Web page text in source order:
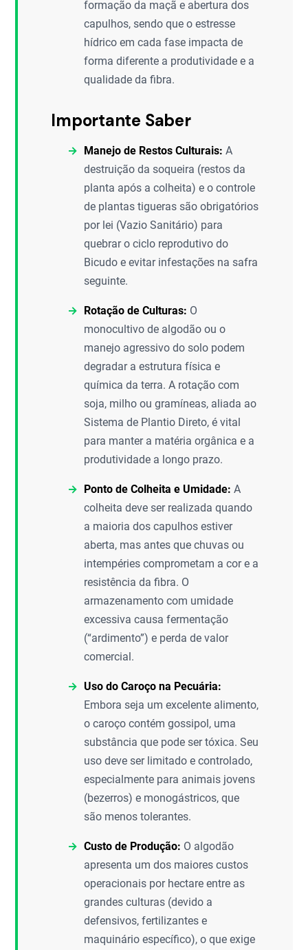
formação da maçã e abertura dos
capulhos, sendo que o estresse
hídrico em cada fase impacta de
forma diferente a produtividade e a
qualidade da fibra.
Importante Saber
Manejo de Restos Culturais: A
destruição da soqueira (restos da
planta após a colheita) e o controle
de plantas tigueras são obrigatórios
por lei (Vazio Sanitário) para
quebrar o ciclo reprodutivo do
Bicudo e evitar infestações na safra
seguinte.
Rotação de Culturas: O
monocultivo de algodão ou o
manejo agressivo do solo podem
degradar a estrutura física e
química da terra. A rotação com
soja, milho ou gramíneas, aliada ao
Sistema de Plantio Direto, é vital
para manter a matéria orgânica e a
produtividade a longo prazo.
Ponto de Colheita e Umidade: A
colheita deve ser realizada quando
a maioria dos capulhos estiver
aberta, mas antes que chuvas ou
intempéries comprometam a cor e a
resistência da fibra. O
armazenamento com umidade
excessiva causa fermentação
(“ardimento”) e perda de valor
comercial.
Uso do Caroço na Pecuária:
Embora seja um excelente alimento,
o caroço contém gossipol, uma
substância que pode ser tóxica. Seu
uso deve ser limitado e controlado,
especialmente para animais jovens
(bezerros) e monogástricos, que
são menos tolerantes.
Custo de Produção: O algodão
apresenta um dos maiores custos
operacionais por hectare entre as
grandes culturas (devido a
defensivos, fertilizantes e
maquinário específico), o que exige